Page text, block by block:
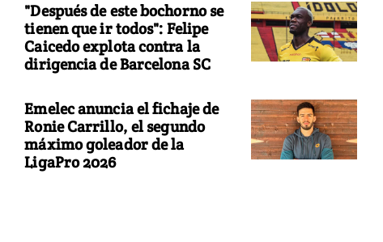
"Después de este bochorno se
tienen que ir todos": Felipe
Caicedo explota contra la
dirigencia de Barcelona SC
Emelec anuncia el fichaje de
Ronie Carrillo, el segundo
máximo goleador de la
LigaPro 2026